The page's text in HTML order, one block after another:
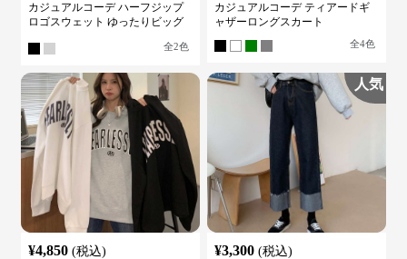
カジュアルコーデ ハーフジップ
ロゴスウェット ゆったりビッグ
全2色
カジュアルコーデ ティアードギ
ャザーロングスカート
全4色
¥4,850 (税込)
人気
¥3,300 (税込)